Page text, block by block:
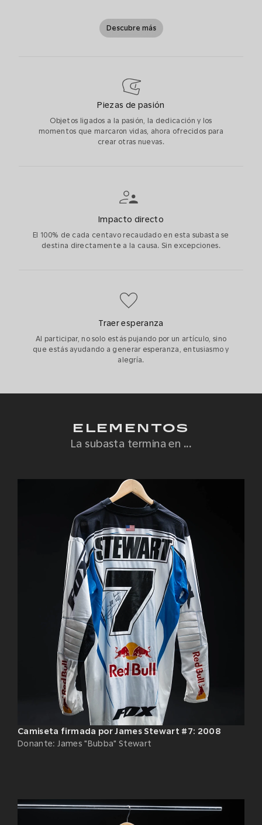
Descubre más
Piezas de pasión
Objetos ligados a la pasión, la dedicación y los
momentos que marcaron vidas, ahora ofrecidos para
crear otras nuevas.
Impacto directo
El 100% de cada centavo recaudado en esta subasta se
destina directamente a la causa. Sin excepciones.
Traer esperanza
Al participar, no solo estás pujando por un artículo, sino
que estás ayudando a generar esperanza, entusiasmo y
alegría.
ELEMENTOS
La subasta termina en ...
Camiseta firmada por James Stewart #7: 2008
Donante: James "Bubba" Stewart